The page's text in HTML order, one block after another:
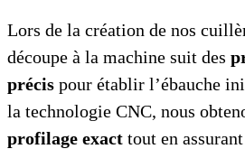
Lors de la création de nos
découpe à la machine suit des
précis pour établir l’ébauche
la technologie CNC, nous
profilage exact tout en